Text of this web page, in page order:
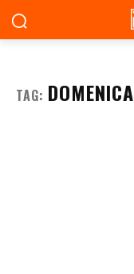
TAG: DOMENICA